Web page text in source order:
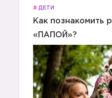
# ДЕТИ
Как познакомить
«ПАПОЙ»?